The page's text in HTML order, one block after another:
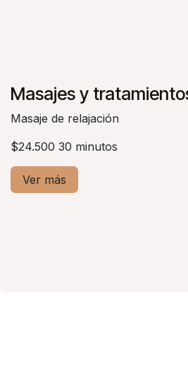
Masajes y
Masaje de relajación
$24.500 30 minutos
Ver más